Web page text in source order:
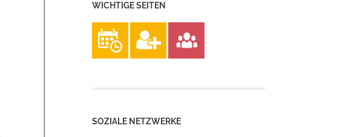
WICHTIGE SEITEN
SOZIALE NETZWERKE